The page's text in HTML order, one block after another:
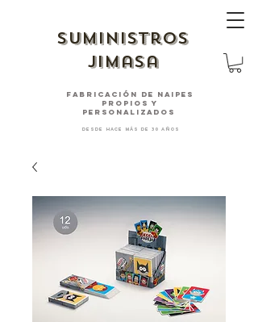
suministros
jimasa
fabricación de naipes
PROPIOS Y
PERSONALIZADOS
desde hace más de 30 años